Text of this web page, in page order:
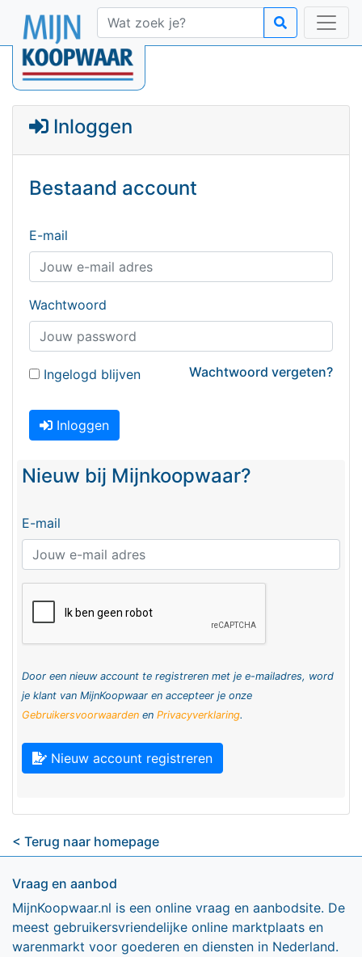
Inloggen
Bestaand account
E-mail
Wachtwoord
Wachtwoord vergeten?
Ingelogd blijven
Inloggen
Nieuw bij Mijnkoopwaar?
E-mail
Door een nieuw account te registreren met je e-mailadres, word
je klant van MijnKoopwaar en accepteer je onze
Gebruikersvoorwaarden en Privacyverklaring.
Nieuw account registreren
< Terug naar homepage
Vraag en aanbod
MijnKoopwaar.nl is een online vraag en aanbodsite. De
meest gebruikersvriendelijke online marktplaats en
warenmarkt voor goederen en diensten in Nederland.